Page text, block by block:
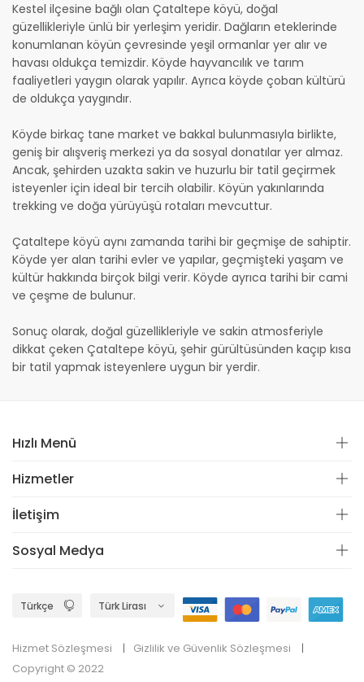
Kestel ilçesine bağlı olan Çataltepe köyü, doğal
güzellikleriyle ünlü bir yerleşim yeridir. Dağların eteklerinde
konumlanan köyün çevresinde yeşil ormanlar yer alır ve
havası oldukça temizdir. Köyde hayvancılık ve tarım
faaliyetleri yaygın olarak yapılır. Ayrıca köyde çoban kültürü
de oldukça yaygındır.
Köyde birkaç tane market ve bakkal bulunmasıyla birlikte,
geniş bir alışveriş merkezi ya da sosyal donatılar yer almaz.
Ancak, şehirden uzakta sakin ve huzurlu bir tatil geçirmek
isteyenler için ideal bir tercih olabilir. Köyün yakınlarında
trekking ve doğa yürüyüşü rotaları mevcuttur.
Çataltepe köyü aynı zamanda tarihi bir geçmişe de sahiptir.
Köyde yer alan tarihi evler ve yapılar, geçmişteki yaşam ve
kültür hakkında birçok bilgi verir. Köyde ayrıca tarihi bir cami
ve çeşme de bulunur.
Sonuç olarak, doğal güzellikleriyle ve sakin atmosferiyle
dikkat çeken Çataltepe köyü, şehir gürültüsünden kaçıp kısa
bir tatil yapmak isteyenlere uygun bir yerdir.
Hızlı Menü
Hizmetler
İletişim
Sosyal Medya
Hizmet Sözleşmesi
Gizlilik ve Güvenlik Sözleşmesi
Copyright © 2022